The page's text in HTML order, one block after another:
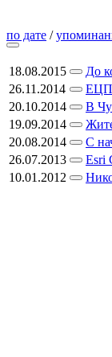
по дате /
18.08.2015 До
26.11.2014
20.10.2014
В
19.09.2014
20.08.2014
С
26.07.2013
Esri
10.01.2012